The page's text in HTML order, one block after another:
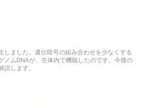
しました。遺伝暗号の組み合わせを少なくする
ノムDNAが、生体内で機能したのです。今後の
説します。